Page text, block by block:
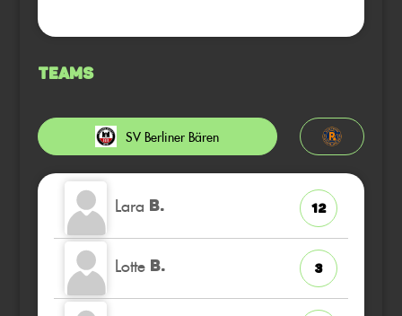
Teams
SV Berliner Bären
Lara B. 12
Lotte B. 3